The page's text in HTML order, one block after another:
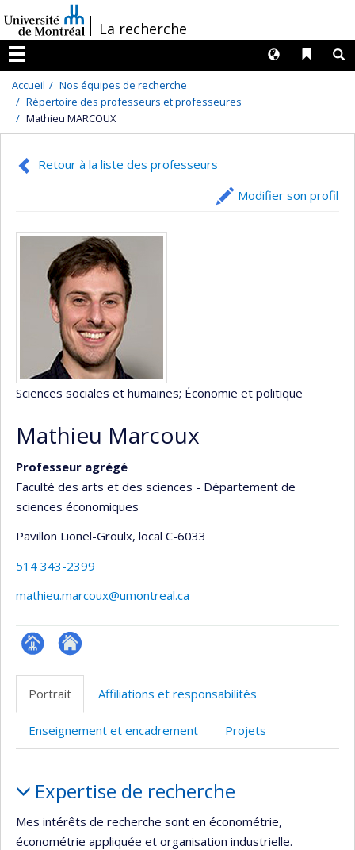
au
contenu
/La recherche
Menu
Liens
Langues
Accueil
Nos équipes de recherche
Répertoire des professeurs et professeures
Mathieu MARCOUX
Retour à la liste des professeurs
Modifier son profil
Sciences sociales et humaines; Économie et politique
Mathieu Marcoux
Professeur agrégé
Faculté des arts et des sciences - Département de
sciences économiques
Pavillon Lionel-Groulx, local C-6033
514 343-2399
mathieu.marcoux@umontreal.ca
Page Autre
Portrait Affiliations et responsabilités
Enseignement et encadrement Projets
Expertise de recherche
Mes intérêts de recherche sont en économétrie,
économétrie appliquée et organisation industrielle.